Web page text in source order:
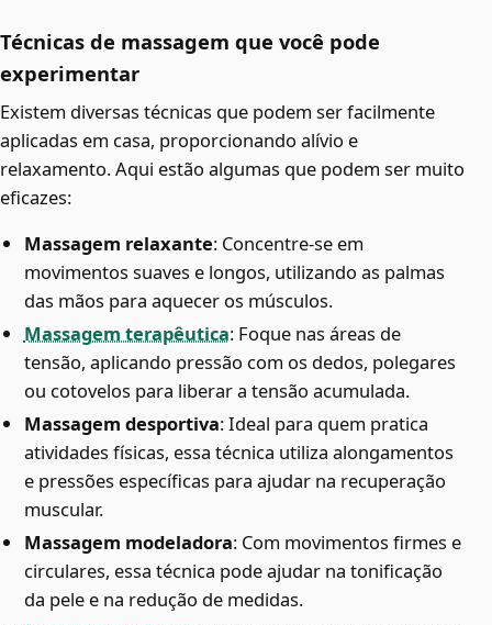
Técnicas de massagem que você pode
experimentar
Existem diversas técnicas que podem ser facilmente
aplicadas em casa, proporcionando alívio e
relaxamento. Aqui estão algumas que podem ser muito
eficazes:
Massagem relaxante: Concentre-se em
movimentos suaves e longos, utilizando as palmas
das mãos para aquecer os músculos.
Massagem terapêutica: Foque nas áreas de
tensão, aplicando pressão com os dedos, polegares
ou cotovelos para liberar a tensão acumulada.
Massagem desportiva: Ideal para quem pratica
atividades físicas, essa técnica utiliza alongamentos
e pressões específicas para ajudar na recuperação
muscular.
Massagem modeladora: Com movimentos firmes e
circulares, essa técnica pode ajudar na tonificação
da pele e na redução de medidas.